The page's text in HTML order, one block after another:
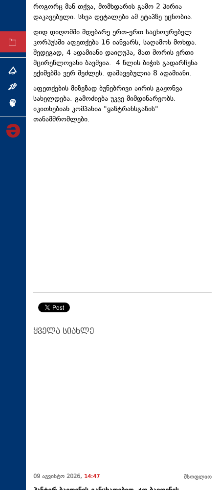
ტექნოლოგიები
ტაბლოიდი
არქივი
თემა
ინტერვიუ
ინქვიზიცია
როგორც მან თქვა, მომხდარის გამო 2 პირია
დაკავებული. სხვა დეტალები ამ ეტაპზე უცნობია.
დიდ დიღომში მდებარე ერთ-ერთ საცხოვრებელ
კორპუსში აფეთქება 16 იანვარს, საღამოს მოხდა.
შედეგად, 4 ადამიანი დაიღუპა, მათ შორის ერთი
მცირეწლოვანი ბავშვია. 4 წლის ბიჭის გადარჩენა
ექიმებმა ვერ შეძლეს. დაშავებულია 8 ადამიანი.
აფეთქების მიზეზად ბუნებრივი აირის გაჟონვა
სახელდება. გამოძიება უკვე მიმდინარეობს.
იკითხებიან კომპანია "ყაზტრანსგაზის"
თანამშრომლები.
ყველა სიახლე
09 აგვისტო 2026, 14:47 მსოფლიო